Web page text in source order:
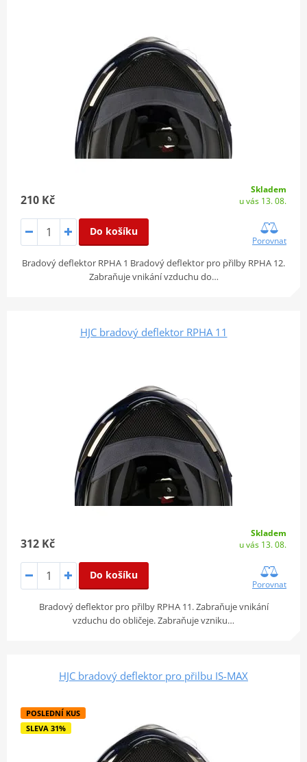
210 Kč
Skladem
u vás 13. 08.
Do košíku
Porovnat
Bradový deflektor RPHA 1 Bradový deflektor pro přilby RPHA 12.
Zabraňuje vnikání vzduchu do…
HJC bradový deflektor RPHA 11
312 Kč
Skladem
u vás 13. 08.
Do košíku
Porovnat
Bradový deflektor pro přilby RPHA 11. Zabraňuje vnikání
vzduchu do obličeje. Zabraňuje vzniku…
HJC bradový deflektor pro přilbu IS-MAX
POSLEDNÍ KUS
SLEVA 31%